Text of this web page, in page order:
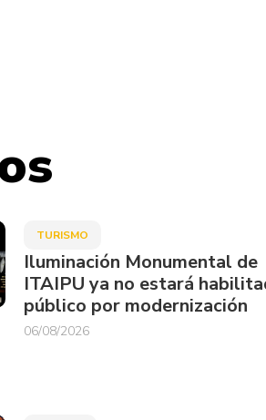
TURISMO
Iluminación Monumental de
ITAIPU ya no estará
público por modernización
06/08/2026